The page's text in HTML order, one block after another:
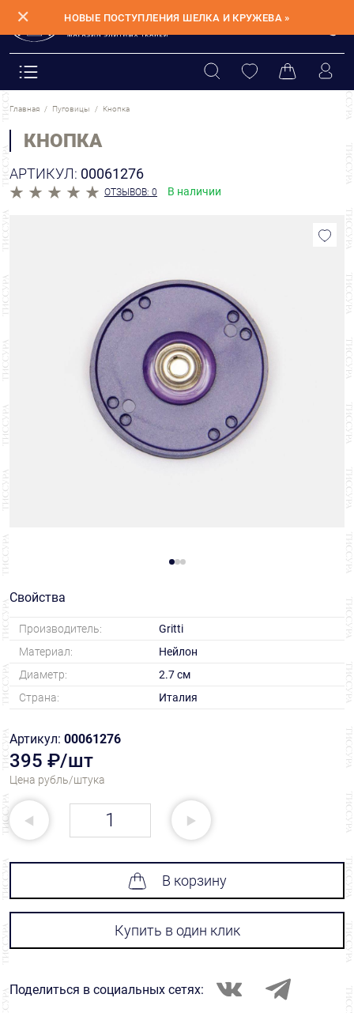
✕ НОВЫЕ ПОСТУПЛЕНИЯ ШЕЛКА И КРУЖЕВА »
Главная Пуговицы Кнопка
КНОПКА
АРТИКУЛ: 00061276
ОТЗЫВОВ: 0 В наличии
Свойства
Производитель:
Gritti
Материал:
Нейлон
Диаметр:
2.7 см
Страна:
Италия
Артикул: 00061276
395 ₽/шт
Цена рубль/штука
В корзину
Купить в один клик
Поделиться в социальных сетях: